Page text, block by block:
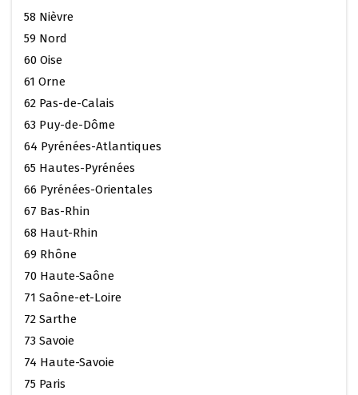
58 Nièvre
59 Nord
60 Oise
61 Orne
62 Pas-de-Calais
63 Puy-de-Dôme
64 Pyrénées-Atlantiques
65 Hautes-Pyrénées
66 Pyrénées-Orientales
67 Bas-Rhin
68 Haut-Rhin
69 Rhône
70 Haute-Saône
71 Saône-et-Loire
72 Sarthe
73 Savoie
74 Haute-Savoie
75 Paris